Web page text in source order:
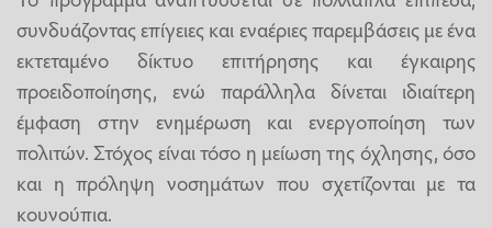
συνδυάζοντας επίγειες και εναέριες παρεμβάσεις με ένα
εκτεταμένο δίκτυο επιτήρησης και έγκαιρης
προειδοποίησης, ενώ παράλληλα δίνεται ιδιαίτερη
έμφαση στην ενημέρωση και ενεργοποίηση των
πολιτών. Στόχος είναι τόσο η μείωση της όχλησης, όσο
και η πρόληψη νοσημάτων που σχετίζονται με τα
κουνούπια.